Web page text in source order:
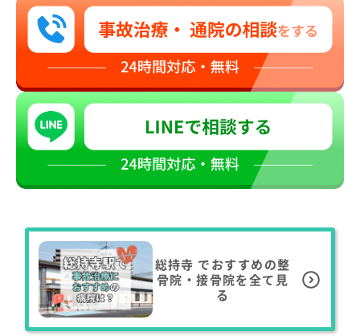
総持寺 でおすすめの整
骨院・接骨院を全て見
る